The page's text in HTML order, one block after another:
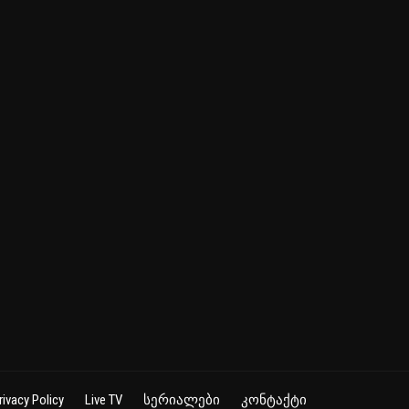
Policy Live TV სერიალები კონტაქტი